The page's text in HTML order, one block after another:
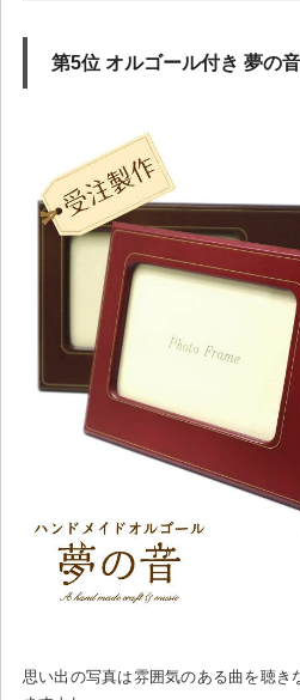
第5位 オルゴール付き 夢の
思い出の写真は雰囲気のある曲を聴き